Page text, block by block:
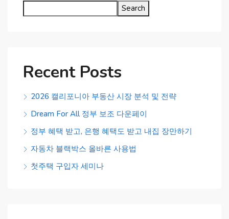
Search
Recent Posts
2026 캘리포니아 부동산 시장 분석 및 전략
Dream For All 정부 보조 다운페이
정부 혜택 받고, 은행 혜택도 받고 내집 장만하기
자동차 블랙박스 올바른 사용법
첫주택 구입자 세미나